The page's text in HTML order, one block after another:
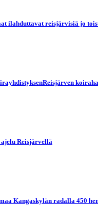
ilahduttavat reisjärvisiä jo
Reisjärvellä
Kangaskylän radalla 450